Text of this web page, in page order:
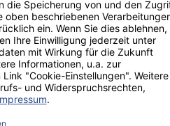
Rechtsprechung seit Beginn
entwickelt; man geht nunmehr
aber es ermöglicht auch
gelten, die sich widersprechen
angewandt werden kann, ist der